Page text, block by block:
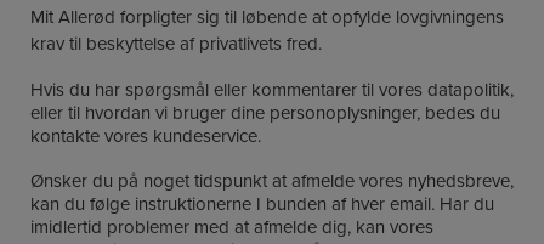
Mit Allerød forpligter sig til løbende at opfylde lovgivningens
krav til beskyttelse af privatlivets fred.
Hvis du har spørgsmål eller kommentarer til vores datapolitik,
eller til hvordan vi bruger dine personoplysninger, bedes du
kontakte vores kundeservice.
Ønsker du på noget tidspunkt at afmelde vores nyhedsbreve,
kan du følge instruktionerne I bunden af hver email. Har du
imidlertid problemer med at afmelde dig, kan vores